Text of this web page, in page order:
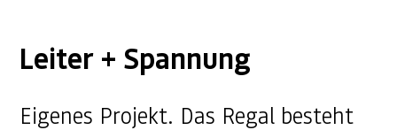
Leiter + Spannung
Eigenes Projekt. Das Regal besteht